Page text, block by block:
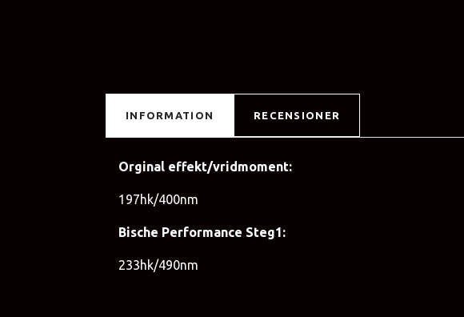
INFORMATION RECENSIONER
Orginal effekt/vridmoment:
197hk/400nm
Bische Performance Steg1:
233hk/490nm